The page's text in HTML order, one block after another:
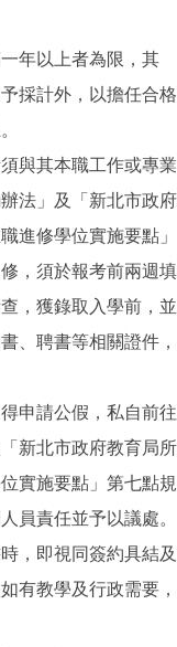
年以上者為限，其
採計外，以擔任合格
與其本職工作或專業
法」及「新北市政府
進修學位實施要點」
，須於報考前兩週填
，獲錄取入學前，並
、聘書等相關證件，
申請公假，私自前往
新北市政府教育局所
實施要點」第七點規
員責任並予以議處。
，即視同簽約具結及
有教學及行政需要，